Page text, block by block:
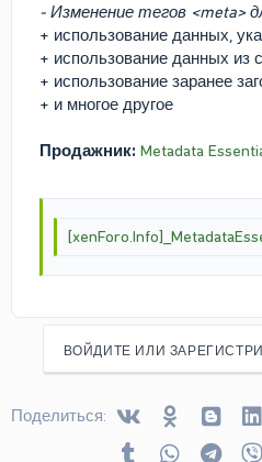
- Изменение тегов <meta>
+ использование данных,
+ использование данных из
+ использование заранее
+ и многое другое
Продажник: Metadata
ВОЙДИТЕ ИЛИ
Поделиться: Vkontakte
Tumblr WhatsApp